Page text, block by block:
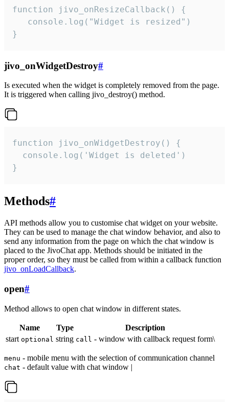
function jivo_onResizeCallback() {
   console.log("Widget is resized")
}
jivo_onWidgetDestroy#
Is executed when the widget is completely removed from the page.
It is triggered when calling jivo_destroy() method.
function jivo_onWidgetDestroy() {
  console.log('Widget is deleted')
}
Methods#
API methods allow you to customise chat widget on your website.
They can be used to manage the chat window behavior, and also to
send any information from the page on which the chat window is
placed to the JivoChat app. Methods should be initiated in the
proper order, so they must be called from within a callback function
jivo_onLoadCallback.
open#
Method allows to open chat window in different states.
Name Type
Description
start optional string call - window with callback request form\
menu - mobile menu with the selection of communication channel
chat - default value with chat window |